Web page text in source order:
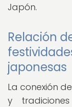
Japón.
Relación
japonesas
La conexión
y